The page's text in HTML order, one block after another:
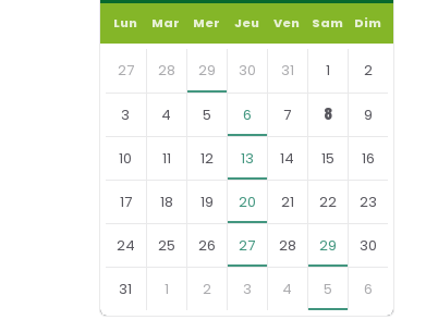
précédent
suivant
Lun Mar Mer Jeu Ven Sam Dim
Skip
calendar
27 28 29 30 31 1 2
3 4 5 6 7 8 9
10 11 12 13 14 15 16
17 18 19 20 21 22 23
24 25 26 27 28 29 30
31 1 2 3 4 5 6